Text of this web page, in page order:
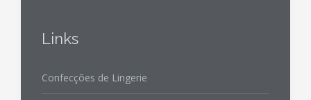
Links
Confecções de Lingerie